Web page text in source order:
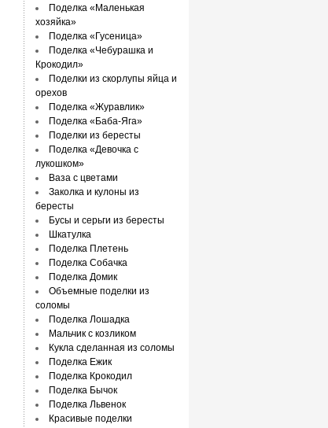
Поделка «Маленькая
хозяйка»
Поделка «Гусеница»
Поделка «Чебурашка и
Крокодил»
Поделки из скорлупы яйца и
орехов
Поделка «Журавлик»
Поделка «Баба-Яга»
Поделки из бересты
Поделка «Девочка с
лукошком»
Ваза с цветами
Заколка и кулоны из
бересты
Бусы и серьги из бересты
Шкатулка
Поделка Плетень
Поделка Собачка
Поделка Домик
Объемные поделки из
соломы
Поделка Лошадка
Мальчик с козликом
Кукла сделанная из соломы
Поделка Ежик
Поделка Крокодил
Поделка Бычок
Поделка Львенок
Красивые поделки